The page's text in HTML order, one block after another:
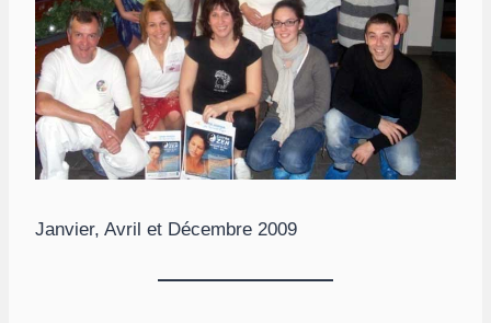
Janvier, Avril et Décembre 2009